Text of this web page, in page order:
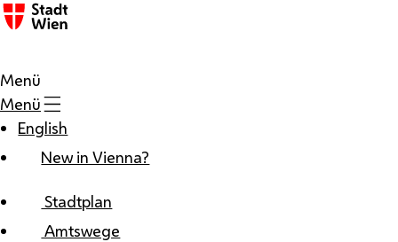
Zum Inhalt
Menü
Menü
English
New in Vienna?
Stadtplan
Amtswege